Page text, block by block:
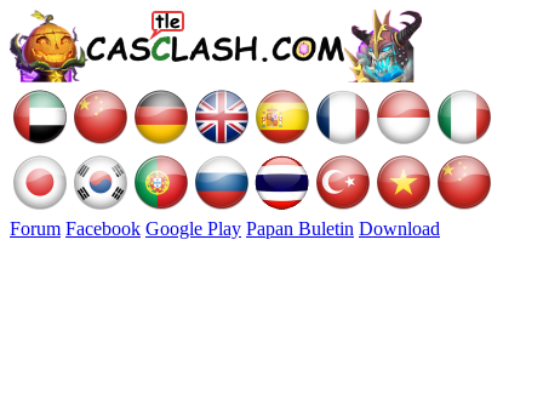
Forum Facebook Google Play Papan Buletin Download